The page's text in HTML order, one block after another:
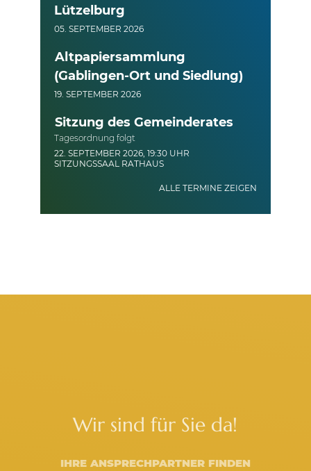
Lützelburg
05. SEPTEMBER 2026
Altpapiersammlung
(Gablingen-Ort und Siedlung)
19. SEPTEMBER 2026
Sitzung des Gemeinderates
Tagesordnung folgt
22. SEPTEMBER 2026, 19:30 UHR
SITZUNGSSAAL RATHAUS
ALLE TERMINE ZEIGEN
Wir sind für Sie da!
IHRE ANSPRECHPARTNER FINDEN